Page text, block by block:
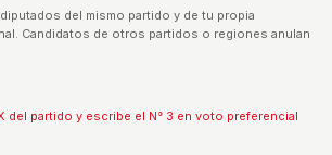
del mismo partido y de tu propia
Candidatos de otros partidos o regiones anulan
del partido y escribe el N° 3 en voto preferencial